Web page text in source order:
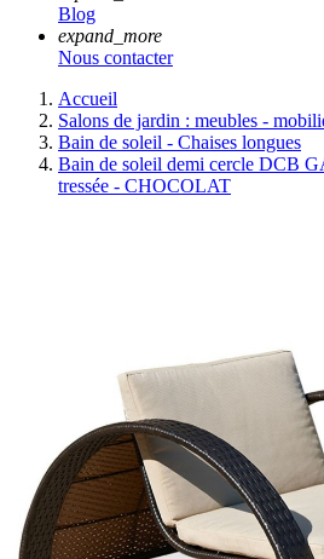
Blog
expand_more
Nous contacter
Accueil
Salons de jardin : meubles -
Bain de soleil - Chaises longues
Bain de soleil demi cercle DCB
tressée - CHOCOLAT